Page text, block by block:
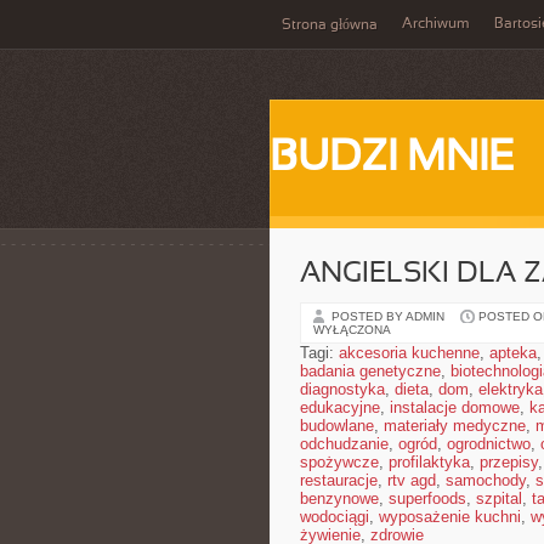
Strona główna Archiwum
BUDZI MNIE
ANGIELSKI DLA
POSTED BY ADMIN POSTED
WYŁĄCZONA
Tagi: akcesoria kuchenne, apteka,
badania genetyczne,
diagnostyka, dieta, dom, elektryka
edukacyjne, instalacje domowe,
budowlane, materiały medyczne,
odchudzanie, ogród, ogrodnictwo,
spożywcze, profilaktyka, przepisy,
restauracje, rtv agd, samochody,
benzynowe, superfoods, szpital ,
wodociągi, wyposażenie kuchni,
żywienie, zdrowie